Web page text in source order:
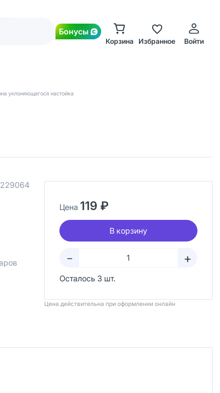
Бонусы
Корзина Избранное Войти
уклоняющегося настойка
229064
Цена 119 ₽
В корзину
– +
Осталось 3 шт.
Цена действительна при оформлении онлайн